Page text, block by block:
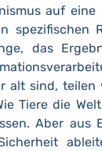
auf eine
spezifischen
das
alt sind, teilen
Tiere die
Aber aus